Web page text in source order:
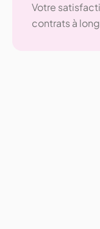
Votre
contrats à